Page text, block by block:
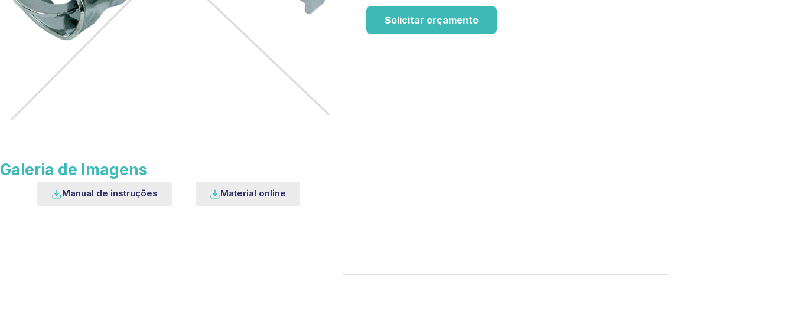
Galeria de Imagens
Manual de instruções Material online
Solicitar orçamento